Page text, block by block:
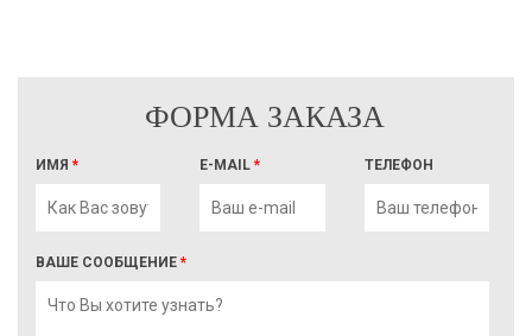
ФОРМА ЗАКАЗА
ИМЯ * E-MAIL* ТЕЛЕФОН
ВАШЕ СООБЩЕНИЕ *